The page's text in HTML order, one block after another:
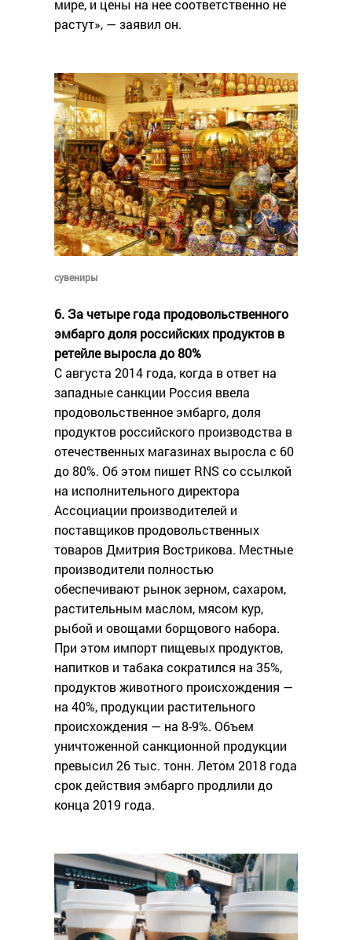
мире, и цены на нее соответственно не
растут», — заявил он.
сувениры
6. За четыре года продовольственного
эмбарго доля российских продуктов в
ретейле выросла до 80%
С августа 2014 года, когда в ответ на
западные санкции Россия ввела
продовольственное эмбарго, доля
продуктов российского производства в
отечественных магазинах выросла с 60
до 80%. Об этом пишет RNS со ссылкой
на исполнительного директора
Ассоциации производителей и
поставщиков продовольственных
товаров Дмитрия Вострикова. Местные
производители полностью
обеспечивают рынок зерном, сахаром,
растительным маслом, мясом кур,
рыбой и овощами борщового набора.
При этом импорт пищевых продуктов,
напитков и табака сократился на 35%,
продуктов животного происхождения —
на 40%, продукции растительного
происхождения — на 8-9%. Объем
уничтоженной санкционной продукции
превысил 26 тыс. тонн. Летом 2018 года
срок действия эмбарго продлили до
конца 2019 года.